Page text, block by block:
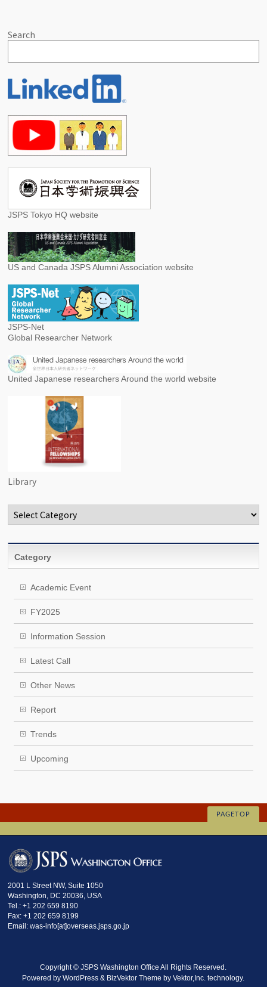
Search
JSPS Tokyo HQ website
US and Canada JSPS Alumni Association website
JSPS-Net
Global Researcher Network
United Japanese researchers Around the world website
Library
Categories
Category
Academic Event
FY2025
Information Session
Latest Call
Other News
Report
Trends
Upcoming
PAGETOP
2001 L Street NW, Suite 1050
Washington, DC 20036, USA
Tel.: +1 202 659 8190
Fax: +1 202 659 8199
Email: was-info[at]overseas.jsps.go.jp
Copyright ©JSPS Washington Office All Rights Reserved.
Powered byWordPress & BizVektor Theme byVektor,Inc. technology.